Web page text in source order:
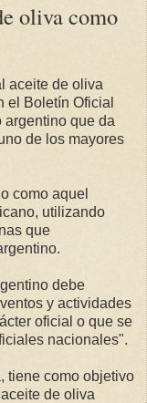
oliva como
aceite de oliva
el Boletín Oficial
argentino que da
de los mayores
como aquel
utilizando
que
debe
y actividades
oficial o que se
nacionales".
tiene como objetivo
de oliva